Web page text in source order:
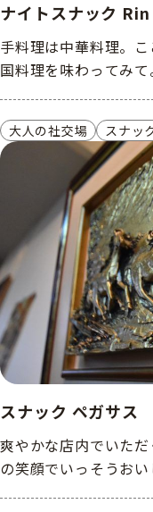
ナイトスナック Rin
手料理は中華料理。
国料理を味わってみて
大人の社交場 スナッ
スナック ペガサス
爽やかな店内でいた
の笑顔でいっそうおい